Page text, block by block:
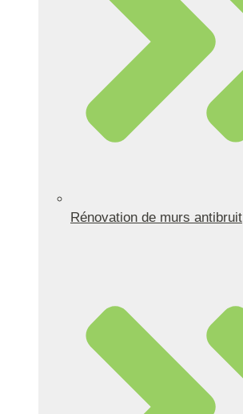
Rénovation de murs antibruit